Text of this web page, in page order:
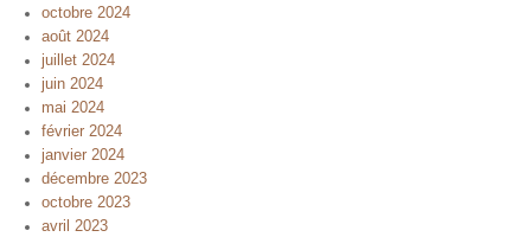
octobre 2024
août 2024
juillet 2024
juin 2024
mai 2024
février 2024
janvier 2024
décembre 2023
octobre 2023
avril 2023